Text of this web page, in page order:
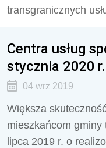
transgranicznych
Centra usług
stycznia 2020 r.
04 wrz 2019
Większa
mieszkańcom gminy
lipca 2019 r. o